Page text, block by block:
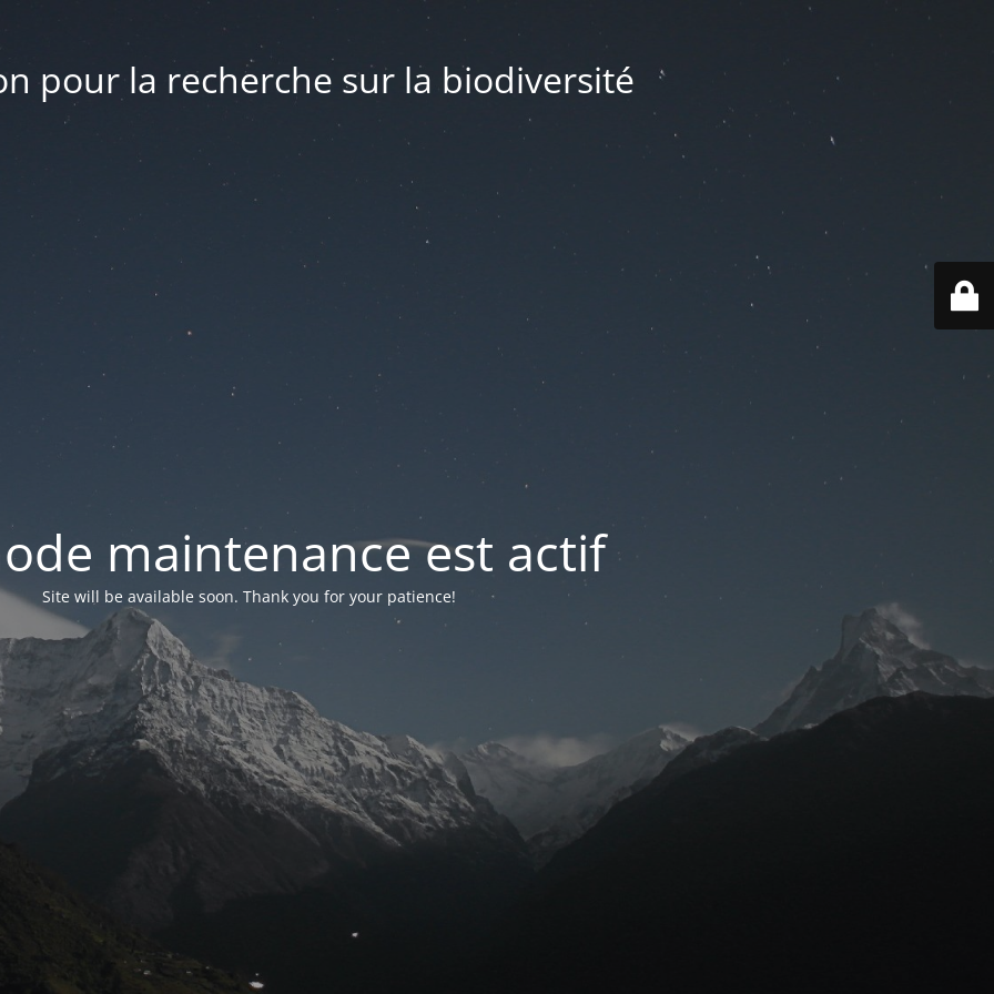
pour la recherche sur la biodiversité
maintenance est actif
Site will be available soon. Thank you for your patience!